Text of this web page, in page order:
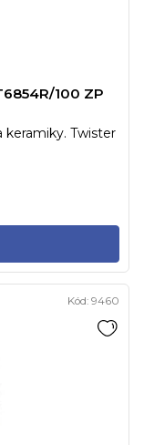
100 ZP
keramiky. Twister
Kód: 9460